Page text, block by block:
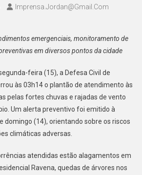
Imprensa.jordan@gmail.com
emergenciais, monitoramento de
em diversos pontos da cidade
feira (15), a Defesa Civil de
às 03h14 o plantão de atendimento às
pelas fortes chuvas e rajadas de vento
Um alerta preventivo foi emitido à
domingo (14), orientando sobre os riscos
climáticas adversas.
atendidas estão alagamentos em
Ravena, quedas de árvores nos